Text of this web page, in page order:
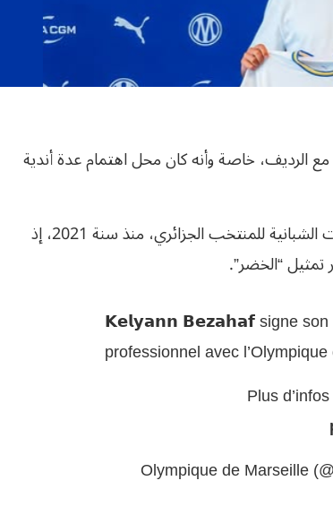
الرديف، خاصة وأنه كان محل اهتمام عدة أندية
ويُستدعى بزحاف البالغ من العمر 20 سنة، إلى الفئات الشبانية للمنتخب الجزائري، منذ سنة 2021، إذ
تمثيل “الخضر”.
𝗞𝗲𝗹𝘆𝗮𝗻𝗻 𝗕𝗲𝘇𝗮𝗵𝗮𝗳 signe son
professionnel avec
Plus